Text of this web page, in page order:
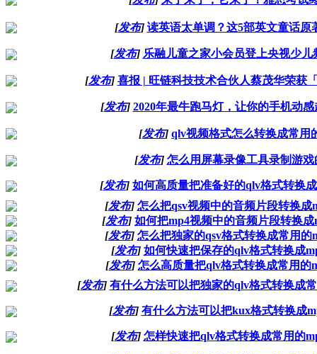
[发布] 读英语太单调？这5部英文童话原
[发布] 乐融儿童之家小会员登上央视少儿
[发布] 喜报 | 旺链科技技术合伙人蔡茂华荣获
[发布] 2020年最牛跑马灯，让你的手机动
[发布] qlv视频格式怎么转换成常用
[发布] 怎么用屏幕录像工具录制游
[发布] 如何高质量把准备好的qlv格式转换
[发布] 怎么把qsv视频中的音频片段转换成
[发布] 如何把mp4视频中的音频片段转换成
[发布] 怎么把独家的qsv格式转换成常用的
[发布] 如何快速把保存的qlv格式转换成
[发布] 怎么高质量把qlv格式转换成常用的
[发布] 有什么方法可以把独家的qlv格式转换成
[发布] 有什么方法可以把kux格式转换成
[发布] 怎样快速把qlv格式转换成常用的